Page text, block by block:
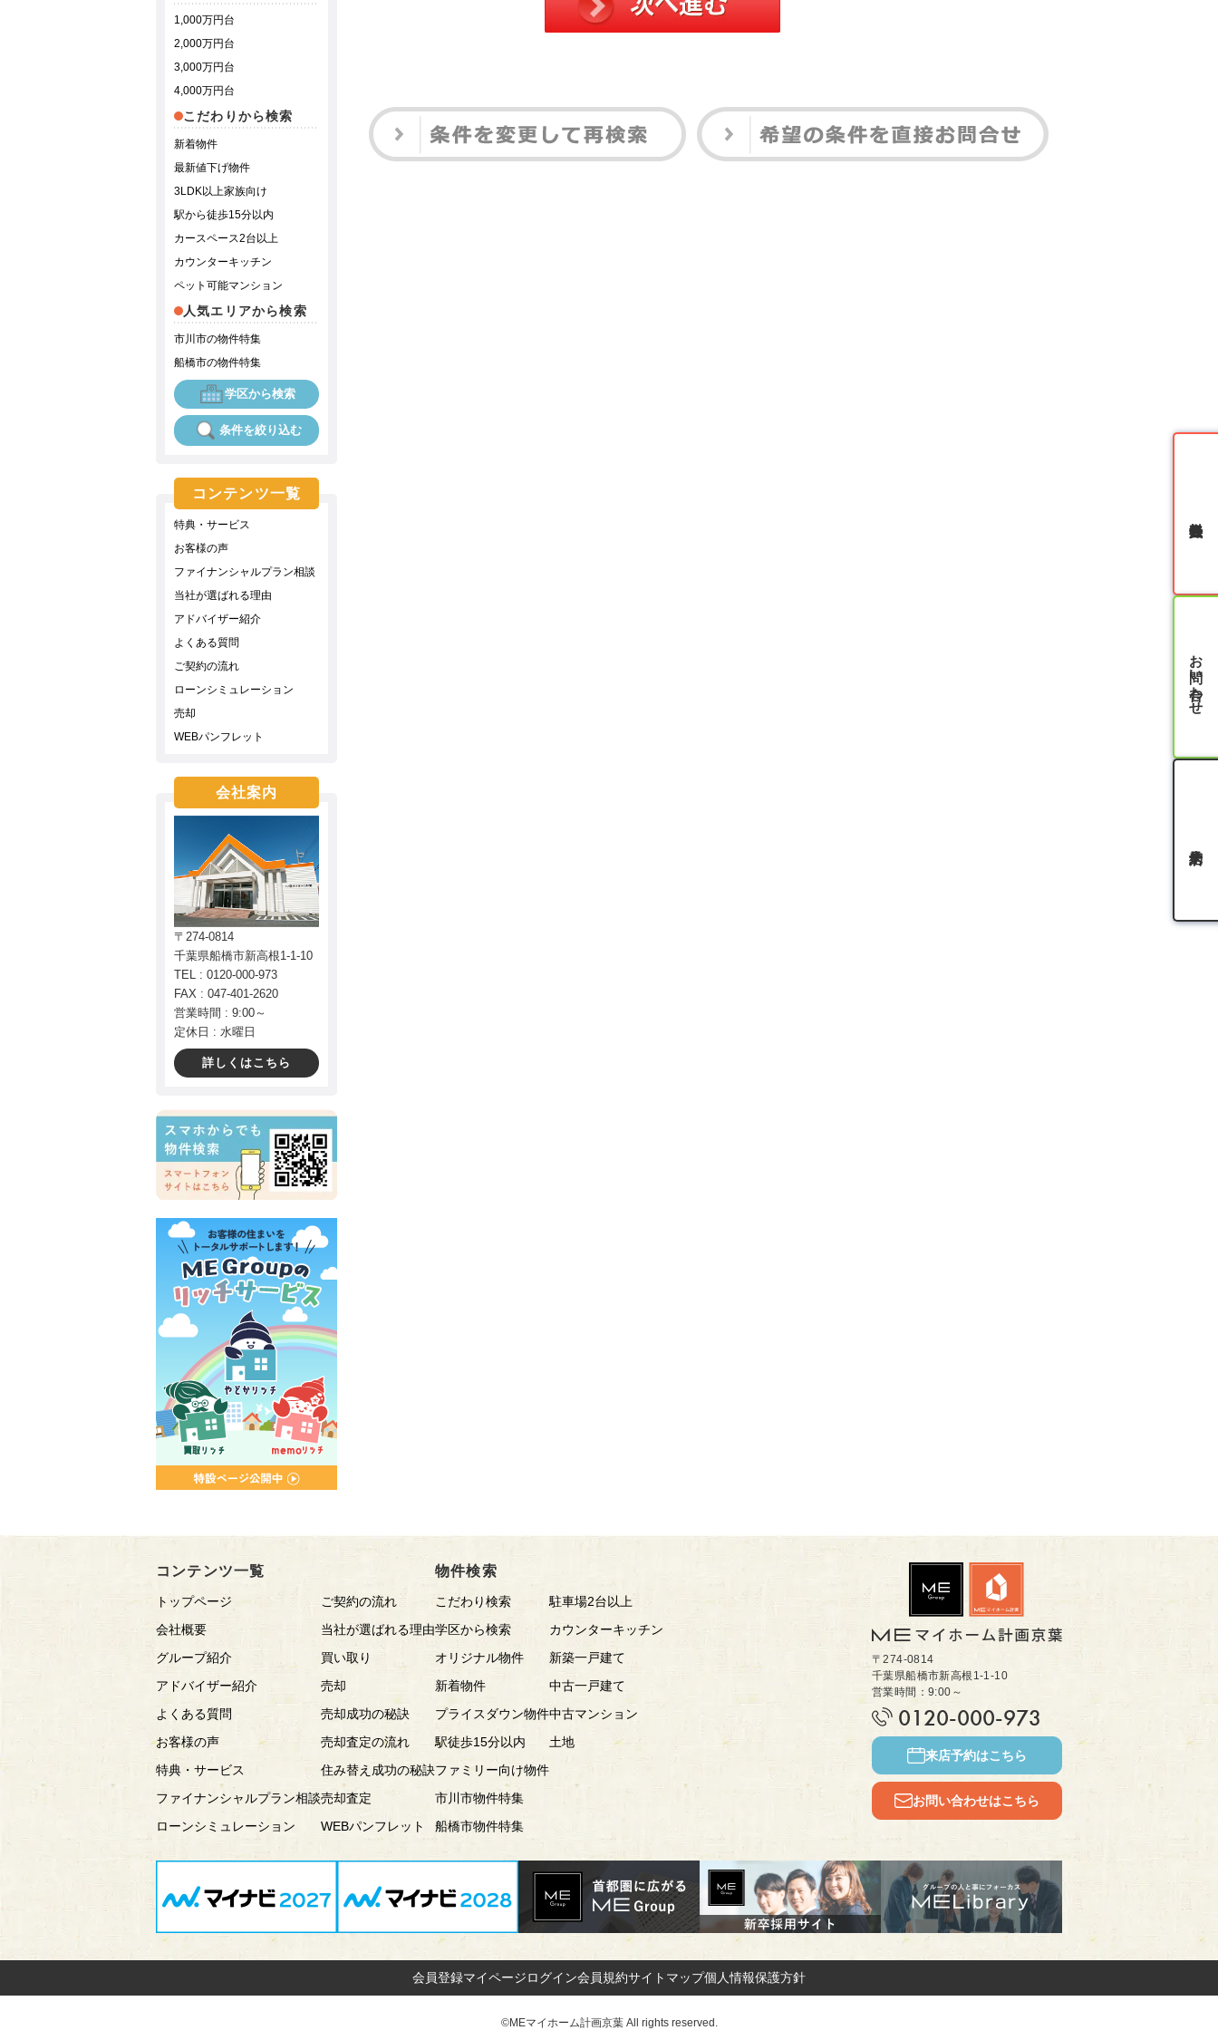
1,000万円台
2,000万円台
3,000万円台
4,000万円台
こだわりから検索
新着物件
最新値下げ物件
3LDK以上家族向け
駅から徒歩15分以内
カースペース2台以上
カウンターキッチン
ペット可能マンション
人気エリアから検索
市川市の物件特集
船橋市の物件特集
学区から検索
条件を絞り込む
コンテンツ一覧
特典・サービス
お客様の声
ファイナンシャルプラン相談
当社が選ばれる理由
アドバイザー紹介
よくある質問
ご契約の流れ
ローンシミュレーション
売却
WEBパンフレット
会社案内
〒274-0814
千葉県船橋市新高根1-1-10
TEL : 0120-000-973
FAX : 047-401-2620
営業時間 : 9:00～
定休日 : 水曜日
詳しくはこちら
コンテンツ一覧
トップページ
会社概要
グループ紹介
アドバイザー紹介
よくある質問
お客様の声
特典・サービス
ファイナンシャルプラン相談
ローンシミュレーション
ご契約の流れ
当社が選ばれる理由
買い取り
売却
売却成功の秘訣
売却査定の流れ
住み替え成功の秘訣
売却査定
WEBパンフレット
物件検索
こだわり検索
学区から検索
オリジナル物件
新着物件
プライスダウン物件
駅徒歩15分以内
ファミリー向け物件
市川市物件特集
船橋市物件特集
駐車場2台以上
カウンターキッチン
新築一戸建て
中古一戸建て
中古マンション
土地
〒274-0814
千葉県船橋市新高根1-1-10
営業時間：9:00～
0120-000-973
来店予約はこちら
お問い合わせはこちら
会員登録マイページログイン会員規約サイトマップ個人情報保護方針
©MEマイホーム計画京葉 All rights reserved.
お問い合わせ